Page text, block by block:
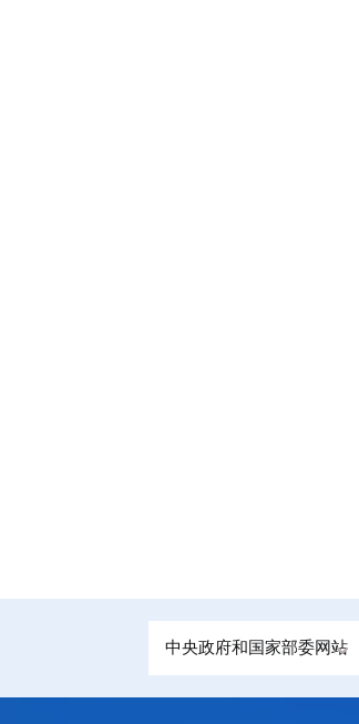
中央政府和国家部委网站